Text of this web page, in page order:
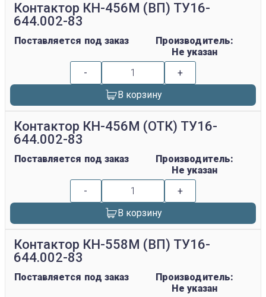
Контактор КН-456М (ВП) ТУ16-
644.002-83
Поставляется под заказ
Производитель:
Не указан
-
+
В корзину
Контактор КН-456М (ОТК) ТУ16-
644.002-83
Поставляется под заказ
Производитель:
Не указан
-
+
В корзину
Контактор КН-558М (ВП) ТУ16-
644.002-83
Поставляется под заказ
Производитель:
Не указан